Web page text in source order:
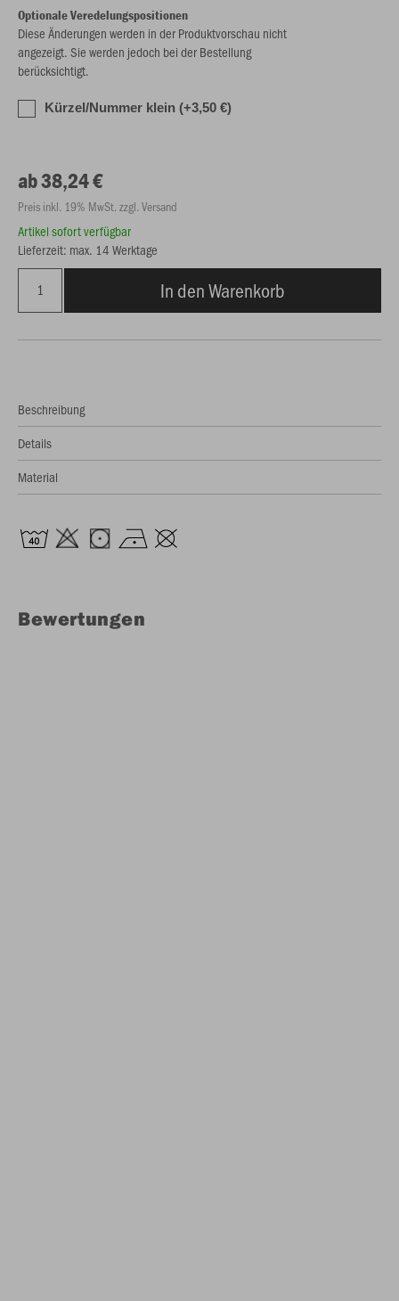
Optionale Veredelungspositionen
Diese Änderungen werden in der Produktvorschau nicht
angezeigt. Sie werden jedoch bei der Bestellung
berücksichtigt.
Kürzel/Nummer klein (+3,50 €)
ab 38,24 €
Preis inkl. 19% MwSt. zzgl. Versand
Artikel sofort verfügbar
Lieferzeit: max. 14 Werktage
In den Warenkorb
Beschreibung
Details
Material
Bewertungen